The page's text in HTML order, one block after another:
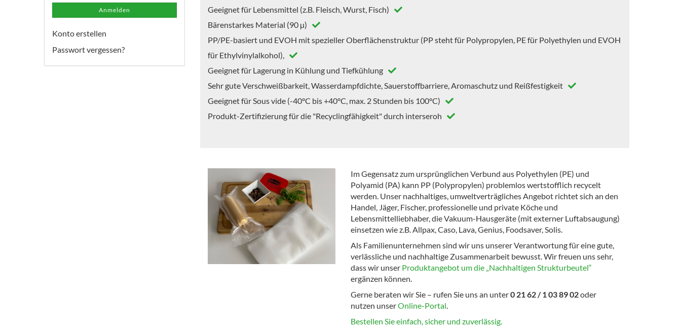
Geeignet für Lebensmittel (z.B. Fleisch, Wurst, Fisch)
Bärenstarkes Material (90 µ)
PP/PE-basiert und EVOH mit spezieller Oberflächenstruktur (PP steht für Polypropylen, PE für Polyethylen und EVOH
für Ethylvinylalkohol),
Geeignet für Lagerung in Kühlung und Tiefkühlung
Sehr gute Verschweißbarkeit, Wasserdampfdichte, Sauerstoffbarriere, Aromaschutz und Reißfestigkeit
Geeignet für Sous vide (-40°C bis +40°C, max. 2 Stunden bis 100°C)
Produkt-Zertifizierung für die "Recyclingfähigkeit" durch interseroh
Im Gegensatz zum ursprünglichen Verbund aus Polyethylen (PE) und
Polyamid (PA) kann PP (Polypropylen) problemlos wertstofflich recycelt
werden. Unser nachhaltiges, umweltverträgliches Angebot richtet sich an den
Handel, Jäger, Fischer, professionelle und private Köche und
Lebensmittelliebhaber, die Vakuum-Hausgeräte (mit externer Luftabsaugung)
einsetzen wie z.B. Allpax, Caso, Lava, Genius, Foodsaver, Solis.
Als Familienunternehmen sind wir uns unserer Verantwortung für eine gute,
verlässliche und nachhaltige Zusammenarbeit bewusst. Wir freuen uns sehr,
dass wir unser Produktangebot um die „Nachhaltigen Strukturbeutel“
ergänzen können.
Gerne beraten wir Sie – rufen Sie uns an unter0 21 62 / 1 03 89 02oder
nutzen unserOnline-Portal.
Bestellen Sie einfach, sicher und zuverlässig.
Anmelden
Konto erstellen
Passwort vergessen?